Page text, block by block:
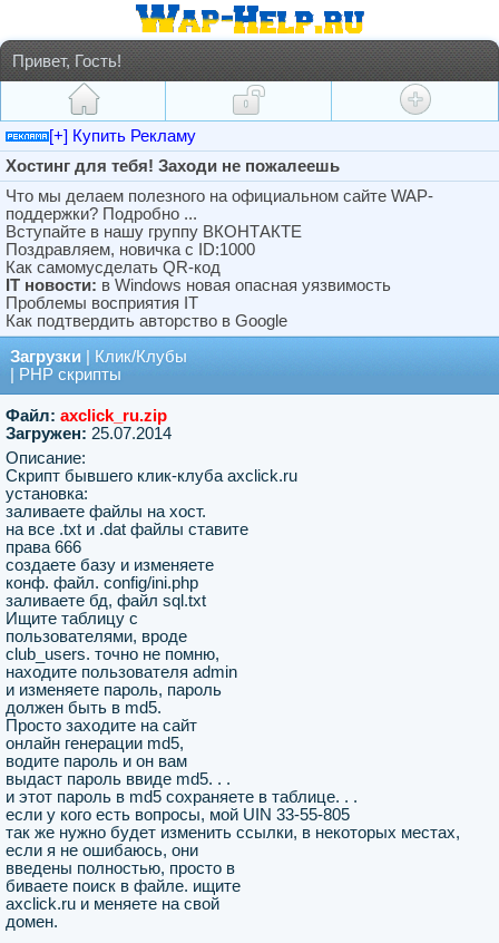
Привет, Гость!
[+] Купить Рекламу
Хостинг для тебя! Заходи не пожалеешь
Что мы делаем полезного на официальном сайте WAP-
поддержки? Подробно ...
Вступайте в нашу группу ВКОНТАКТЕ
Поздравляем, новичка с ID:1000
Как самомусделать QR-код
IT новости: в Windows новая опасная уязвимость
Проблемы восприятия IT
Как подтвердить авторство в Google
Загрузки
Клик/Клубы
PHP скрипты
Файл: axclick_ru.zip
Загружен: 25.07.2014
Описание:
Скрипт бывшего клик-клуба axclick.ru
установка:
заливаете файлы на хост.
на все .txt и .dat файлы ставите
права 666
создаете базу и изменяете
конф. файл. config/ini.php
заливаете бд, файл sql.txt
Ищите таблицу с
пользователями, вроде
club_users. точно не помню,
находите пользователя admin
и изменяете пароль, пароль
должен быть в md5.
Просто заходите на сайт
онлайн генерации md5,
водите пароль и он вам
выдаст пароль ввиде md5. . .
и этот пароль в md5 сохраняете в таблице. . .
если у кого есть вопросы, мой UIN 33-55-805
так же нужно будет изменить ссылки, в некоторых местах,
если я не ошибаюсь, они
введены полностью, просто в
биваете поиск в файле. ищите
axclick.ru и меняете на свой
домен.